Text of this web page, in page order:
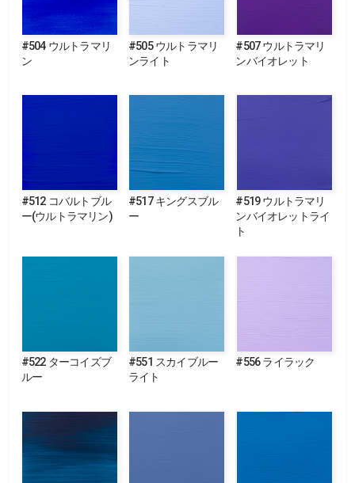
#504 ウルトラマリ
ン
#505 ウルトラマリ
ンライト
#507 ウルトラマリ
ンバイオレット
#512 コバルトブル
ー(ウルトラマリン)
#517 キングスブル
ー
#519 ウルトラマリ
ンバイオレットライ
ト
#522 ターコイズブ
ルー
#551 スカイブルー
ライト
#556 ライラック